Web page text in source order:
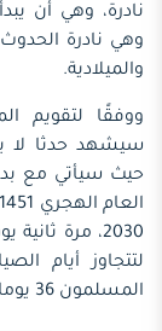
نادرة، وهي أن
وهي نادرة
والميلادية.
سيشهد حدثا لا
المسلمون 36 يوما في عام واحد.